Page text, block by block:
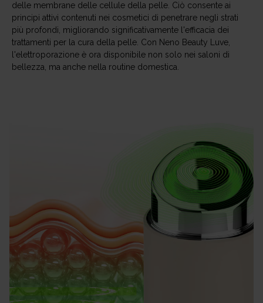
delle membrane delle cellule della pelle. Ciò consente ai
principi attivi contenuti nei cosmetici di penetrare negli strati
più profondi, migliorando significativamente l'efficacia dei
trattamenti per la cura della pelle. Con Neno Beauty Luve,
l'elettroporazione è ora disponibile non solo nei saloni di
bellezza, ma anche nella routine domestica.